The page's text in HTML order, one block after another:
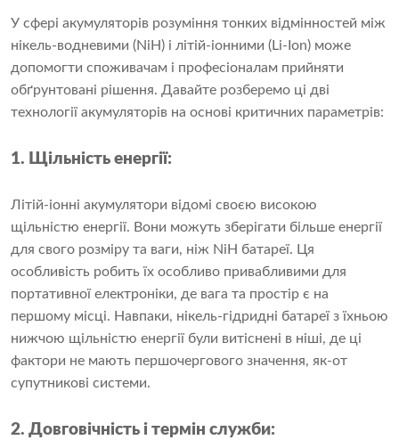
У сфері акумуляторів розуміння тонких відмінностей між
нікель-водневими (NiH) і літій-іонними (Li-Ion) може
допомогти споживачам і професіоналам прийняти
обґрунтовані рішення. Давайте розберемо ці дві
технології акумуляторів на основі критичних параметрів:
1. Щільність енергії:
Літій-іонні акумулятори відомі своєю високою
щільністю енергії. Вони можуть зберігати більше енергії
для свого розміру та ваги, ніж NiH батареї. Ця
особливість робить їх особливо привабливими для
портативної електроніки, де вага та простір є на
першому місці. Навпаки, нікель-гідридні батареї з їхньою
нижчою щільністю енергії були витіснені в ніші, де ці
фактори не мають першочергового значення, як-от
супутникові системи.
2. Довговічність і термін служби: